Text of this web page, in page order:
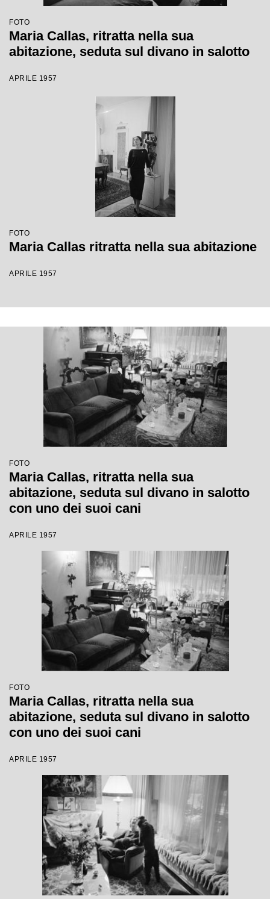
FOTO
Maria Callas, ritratta nella sua
abitazione, seduta sul divano in salotto
APRILE 1957
FOTO
Maria Callas ritratta nella sua abitazione
APRILE 1957
FOTO
Maria Callas, ritratta nella sua
abitazione, seduta sul divano in salotto
con uno dei suoi cani
APRILE 1957
FOTO
Maria Callas, ritratta nella sua
abitazione, seduta sul divano in salotto
con uno dei suoi cani
APRILE 1957